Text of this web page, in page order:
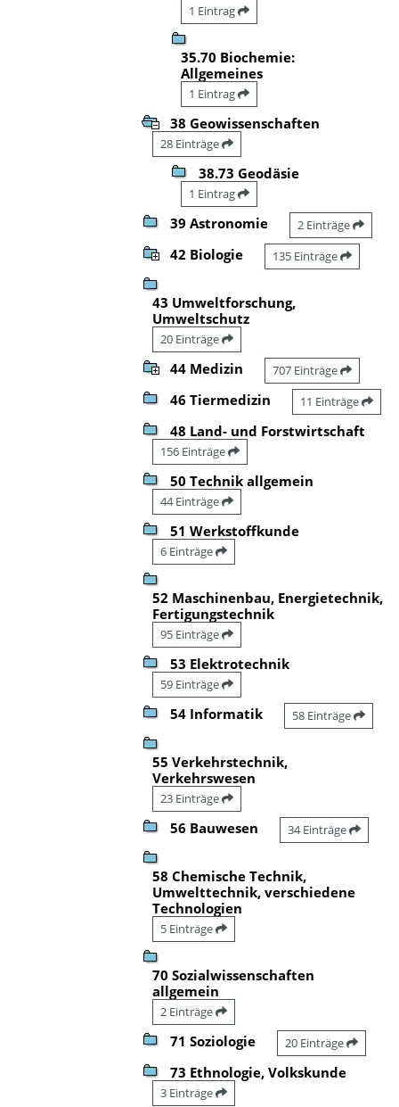
1 Eintrag
35.70 Biochemie:
Allgemeines
1 Eintrag
38 Geowissenschaften
28 Einträge
38.73 Geodäsie
1 Eintrag
39 Astronomie 2 Einträge
42 Biologie 135 Einträge
43 Umweltforschung,
Umweltschutz
20 Einträge
44 Medizin 707 Einträge
46 Tiermedizin 11 Einträge
48 Land- und Forstwirtschaft
156 Einträge
50 Technik allgemein
44 Einträge
51 Werkstoffkunde
6 Einträge
52 Maschinenbau, Energietechnik,
Fertigungstechnik
95 Einträge
53 Elektrotechnik
59 Einträge
54 Informatik 58 Einträge
55 Verkehrstechnik,
Verkehrswesen
23 Einträge
56 Bauwesen 34 Einträge
58 Chemische Technik,
Umwelttechnik, verschiedene
Technologien
5 Einträge
70 Sozialwissenschaften
allgemein
2 Einträge
71 Soziologie 20 Einträge
73 Ethnologie, Volkskunde
3 Einträge